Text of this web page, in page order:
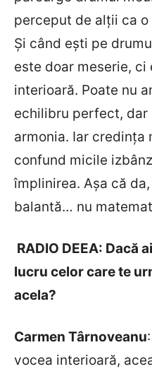
perceput de alții ca
Și când eşti pe
este doar meserie, ci
interioară. Poate nu
echilibru perfect, dar
armonia. Iar credința
confund micile
împlinirea. Așa că
balantă… nu
RADIO DEEA: Dacă
lucru celor care te
acela?
Carmen Târnoveanu
vocea interioară,